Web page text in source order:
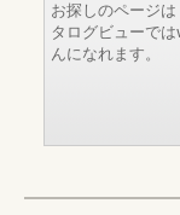
お探しのページ
タログビューで
んになれます。